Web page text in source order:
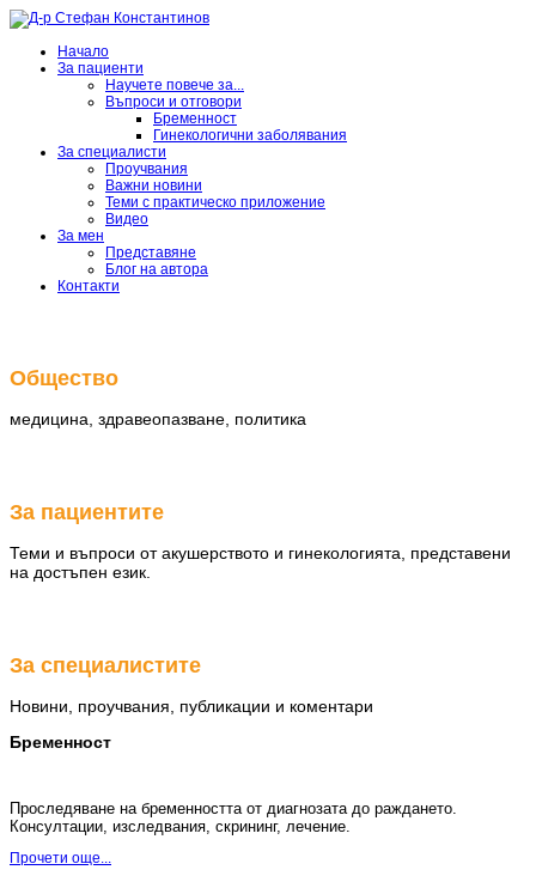
Начало
За пациенти
Научете повече за...
Въпроси и отговори
Бременност
Гинекологични заболявания
За специалисти
Проучвания
Важни новини
Теми с практическо приложение
Видео
За мен
Представяне
Блог на автора
Контакти
Общество
медицина, здравеопазване, политика
За пациентите
Теми и въпроси от акушерството и гинекологията, представени
на достъпен език.
За специалистите
Новини, проучвания, публикации и коментари
Бременност
Проследяване на бременността от диагнозата до раждането.
Консултации, изследвания, скрининг, лечение.
Прочети още...